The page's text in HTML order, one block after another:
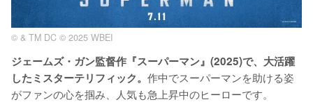
© & TM DC © 2025 WBEI
ジェームズ・ガン監督作『スーパーマン』(2025)で、大活躍
したミスターテリフィック。 作中でスーパーマンを助ける姿
がファンの心を掴み、人気も急上昇中のヒーローです。